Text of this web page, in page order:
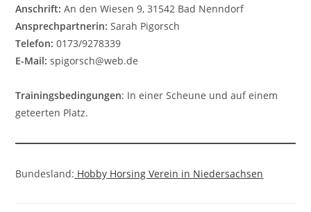
Anschrift:An den Wiesen 9, 31542 Bad Nenndorf
Ansprechpartnerin: Sarah Pigorsch
Telefon: 0173/9278339
E-Mail:spigorsch@web.de
Trainingsbedingungen: In einer Scheune und auf einem
geteerten Platz.
Bundesland: Hobby Horsing Verein in Niedersachsen